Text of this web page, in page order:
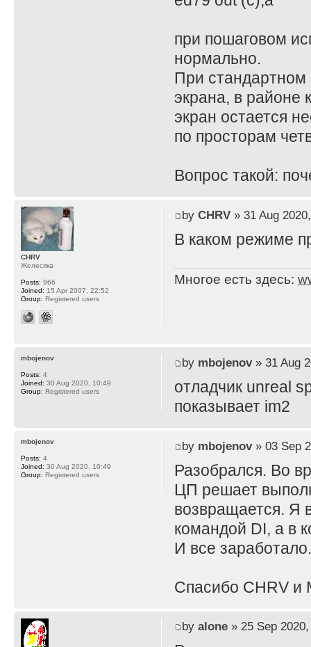
при пошаговом
нормально.
При стандартном
экрана, в районе
экран остается
по просторам
Вопрос такой:
by CHRV» 31 Aug
В каком режиме
Многое есть здесь:
CHRV
Желесяка
Posts: 966
Joined: 15 Apr 2007, 22:52
Group: Registered users
by mbojenov» 31 Aug
отладчик unreal
показывает im2
mbojenov
Posts: 4
Joined: 30 Aug 2020, 10:49
Group: Registered users
by mbojenov» 03 Sep
Разобрался. Во
ЦП решает
возвращается. Я
командой DI, а в
И все заработало.
Спасибо CHRV и
mbojenov
Posts: 4
Joined: 30 Aug 2020, 10:49
Group: Registered users
by alone» 25 Sep 2020,